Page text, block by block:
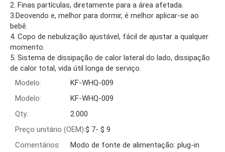
2. Finas partículas, diretamente para a área afetada.
3.Deovendo e, melhor para dormir, é melhor aplicar-se ao
bebê.
4. Copo de nebulização ajustável, fácil de ajustar a qualquer
momento.
5. Sistema de dissipação de calor lateral do lado, dissipação
de calor total, vida útil longa de serviço.
Modelo:
KF-WHQ-009
Modelo:
KF-WHQ-009
Qty.:
2.000
Preço unitário (OEM):$ 7- $ 9
Comentários:
Modo de fonte de alimentação: plug-in